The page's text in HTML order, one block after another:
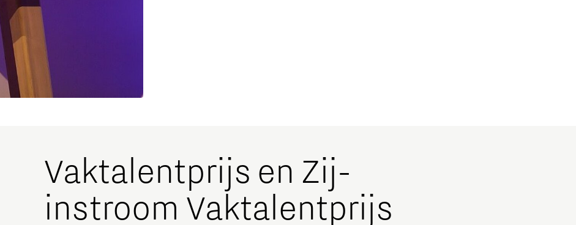
Vaktalentprijs en Zij-
instroom Vaktalentprijs